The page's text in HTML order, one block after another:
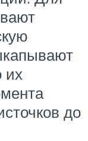
их
до